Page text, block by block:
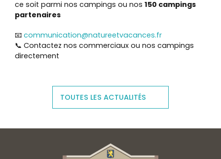
ce soit parmi nos campings ou nos 150 campings
partenaires
📧 communication@natureetvacances.fr
📞 Contactez nos commerciaux ou nos campings
directement
TOUTES LES ACTUALITÉS